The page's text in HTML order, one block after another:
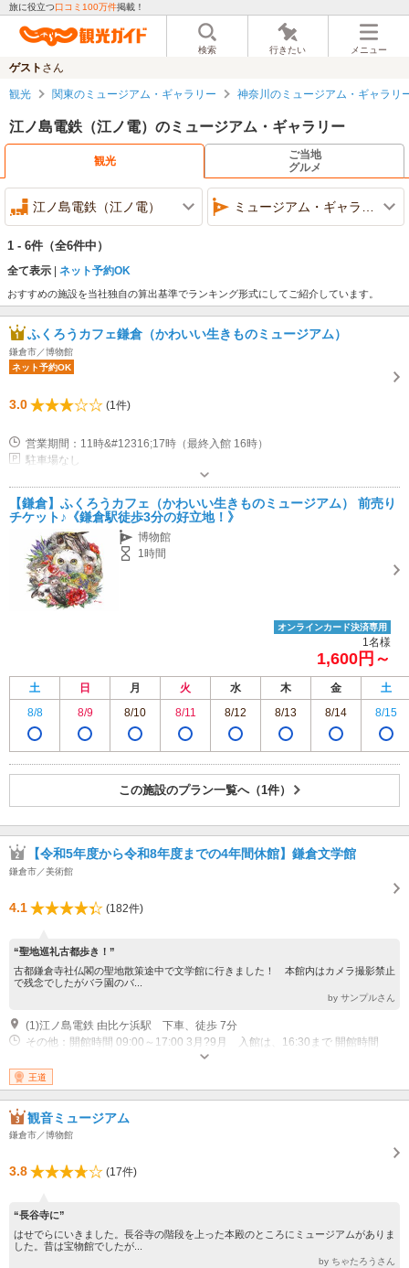
旅に役立つ口コミ100万件掲載！
検索 行きたい メニュー
ゲスト さん
観光 関東のミュージアム・ギャラリー 神奈川のミュージアム・ギャラリ
江ノ島電鉄（江ノ電）のミュージアム・ギャラリー
観光
ご当地
グルメ
江ノ島電鉄（江ノ電） ミュージアム・ギャラリー
1 - 6件 （全6件中）
全て表示 ネット予約OK
おすすめの施設を当社独自の算出基準でランキング形式にしてご紹介しています。
ふくろうカフェ鎌倉（かわいい生きものミュージアム）
鎌倉市／博物館
ネット予約OK
3.0 (1件)
営業期間：11時&#12316;17時（最終入館 16時）
駐車場なし
【鎌倉】ふくろうカフェ（かわいい生きものミュージアム） 前売り
チケット♪《鎌倉駅徒歩3分の好立地！》
博物館
1時間
オンラインカード決済専用
1名様
1,600円～
土 日 月 火 水 木 金
土
8/8
8/9 8/10 8/11 8/12 8/13 8/14 8/15
この施設のプラン一覧へ（1件）
【令和5年度から令和8年度までの4年間休館】鎌倉文学館
鎌倉市／美術館
4.1 (182件)
“聖地巡礼古都歩き！”
古都鎌倉寺社仏閣の聖地散策途中で文学館に行きました！ 本館内はカメラ撮影禁止
で残念でしたがバラ園のバ...
by サンプルさん
(1)江ノ島電鉄 由比ケ浜駅 下車、徒歩 7分
その他：開館時間 09:00～17:00 3月?9月 入館は、16:30まで 開館時間
09:00～16:30 10月?2月 入館は、16:00まで 休館日 月曜日（ただし祝日の
場合は開館。シーズンによっては月曜日開館もあり）、年末年始、展示替期
間など。5・6月、10～11月は臨時開館あり。
王道
観音ミュージアム
鎌倉市／博物館
3.8 (17件)
“長谷寺に”
はせでらにいきました。長谷寺の階段を上った本殿のところにミュージアムがありま
した。昔は宝物館でしたが...
by ちゃたろうさん